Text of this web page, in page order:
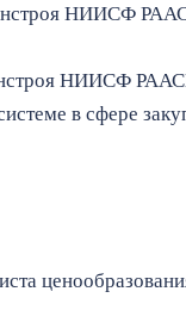
НИИСФ
НИИСФ
в сфере